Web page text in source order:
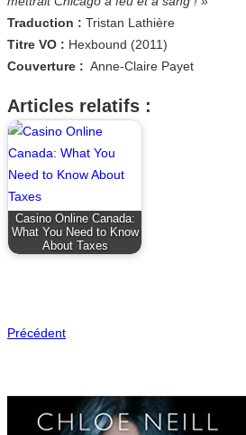
Traduction : Tristan Lathière
Titre VO : Hexbound (2011)
Couverture : Anne-Claire Payet
Articles relatifs :
Casino Online Canada:
What You Need to Know
About Taxes
Précédent